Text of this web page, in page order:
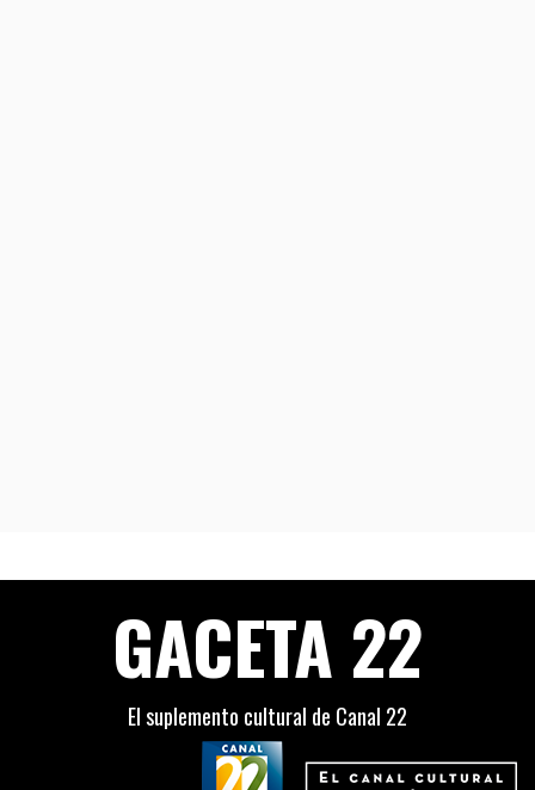
GACETA 22
El suplemento cultural de Canal 22